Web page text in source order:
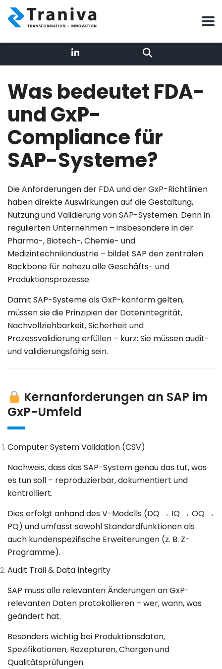
Was bedeutet FDA-
und GxP-
Compliance für
SAP-Systeme?
Die Anforderungen der FDA und derGxP-Richtlinien
haben direkte Auswirkungen auf die Gestaltung,
Nutzung und Validierung von SAP-Systemen. Denn in
regulierten Unternehmen – insbesondere in der
Pharma-, Biotech-, Chemie- und
Medizintechnikindustrie – bildet SAP den zentralen
Backbone für nahezu alle Geschäfts- und
Produktionsprozesse.
Damit SAP-Systeme als GxP-konformgelten,
müssen sie die Prinzipien der Datenintegrität,
Nachvollziehbarkeit, Sicherheit und
Prozessvalidierungerfüllen – kurz: Sie müssenaudit-
und validierungsfähigsein.
Kernanforderungen an SAP im
GxP-Umfeld
Computer System Validation (CSV)
Nachweis, dass das SAP-System genau das tut, was
es tun soll – reproduzierbar, dokumentiert und
kontrolliert.
Dies erfolgt anhand des V-Modells (DQ → IQ → OQ →
PQ) und umfasst sowohl Standardfunktionen als
auch kundenspezifische Erweiterungen (z. B. Z-
Programme).
Audit Trail & Data Integrity
SAP muss alle relevanten Änderungen an GxP-
relevanten Daten protokollieren – wer, wann, was
geändert hat.
Besonders wichtig bei Produktionsdaten,
Spezifikationen, Rezepturen, Chargen und
Qualitätsprüfungen.
Lea – AI Rezeptionistin
Ich bin die digitale Empfangs-Agentin der Traniva AG –
die erste Anlaufstelle im Chat auf traniva.com.
Mein Profil Unser Team
Hallo! Ich bin Lea, die digitale
Rezeptionistin der Traniva AG.
Ob SAP-Transformation, Business AI,
Trainings, TAOM Methode und TAOM
Process Studio "Editor" oder einfach eine
erste Orientierung – ich helfe Ihnen
gerne weiter. Was führt Sie zu uns?